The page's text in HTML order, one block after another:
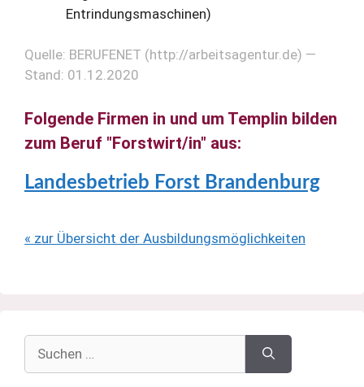
Entrindungsmaschinen)
Quelle: BERUFENET (http://arbeitsagentur.de) —
Stand: 01.12.2020
Folgende Firmen in und um Templin bilden
zum Beruf "Forstwirt/in" aus:
Landesbetrieb Forst Brandenburg
« zur Übersicht der Ausbildungsmöglichkeiten
nach: